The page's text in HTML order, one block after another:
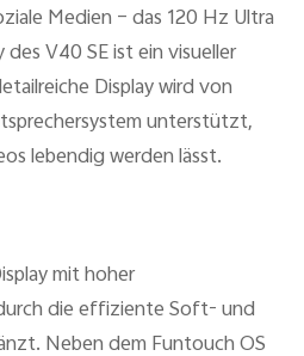
Medien – das 120 Hz Ultra
V40 SE ist ein visueller
Display wird von
unterstützt,
lebendig werden lässt.
mit hoher
die effiziente Soft- und
Neben dem Funtouch OS